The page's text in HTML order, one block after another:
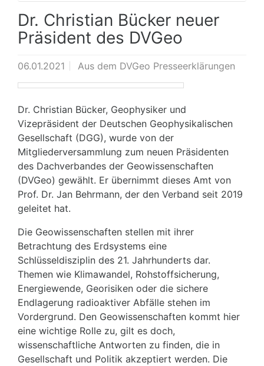
Dr. Christian Bücker neuer
Präsident des DVGeo
06.01.2021 Aus dem DVGeo Presseerklärungen
Dr. Christian Bücker, Geophysiker und
Vizepräsident der Deutschen Geophysikalischen
Gesellschaft (DGG), wurde von der
Mitgliederversammlung zum neuen Präsidenten
des Dachverbandes der Geowissenschaften
(DVGeo) gewählt. Er übernimmt dieses Amt von
Prof. Dr. Jan Behrmann, der den Verband seit 2019
geleitet hat.
Die Geowissenschaften stellen mit ihrer
Betrachtung des Erdsystems eine
Schlüsseldisziplin des 21. Jahrhunderts dar.
Themen wie Klimawandel, Rohstoffsicherung,
Energiewende, Georisiken oder die sichere
Endlagerung radioaktiver Abfälle stehen im
Vordergrund. Den Geowissenschaften kommt hier
eine wichtige Rolle zu, gilt es doch,
wissenschaftliche Antworten zu finden, die in
Gesellschaft und Politik akzeptiert werden. Die